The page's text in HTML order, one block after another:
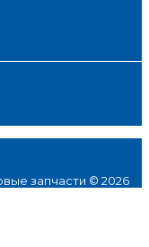
запчасти © 2026